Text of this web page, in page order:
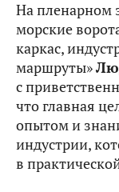
На пленарном
морские
каркас,
маршруты»
с
что главная
опытом и
индустрии,
в